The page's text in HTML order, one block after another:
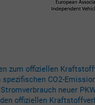
zum offiziellen
CO2-
neuer
offiziellen